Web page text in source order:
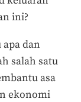
ini?
dan
salah satu
asa
ekonomi